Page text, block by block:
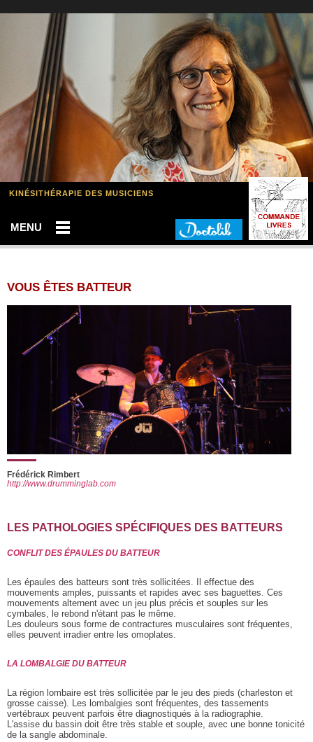
KINÉSITHÉRAPIE DES MUSICIENS
MENU
VOUS ÊTES BATTEUR
Frédérick Rimbert
http://www.drumminglab.com
LES PATHOLOGIES SPÉCIFIQUES DES BATTEURS
CONFLIT DES ÉPAULES DU BATTEUR
Les épaules des batteurs sont très sollicitées. Il effectue des
mouvements amples, puissants et rapides avec ses baguettes. Ces
mouvements alternent avec un jeu plus précis et souples sur les
cymbales, le rebond n'étant pas le même.
Les douleurs sous forme de contractures musculaires sont fréquentes,
elles peuvent irradier entre les omoplates.
LA LOMBALGIE DU BATTEUR
La région lombaire est très sollicitée par le jeu des pieds (charleston et
grosse caisse). Les lombalgies sont fréquentes, des tassements
vertébraux peuvent parfois être diagnostiqués à la radiographie.
L'assise du bassin doit être très stable et souple, avec une bonne tonicité
de la sangle abdominale.